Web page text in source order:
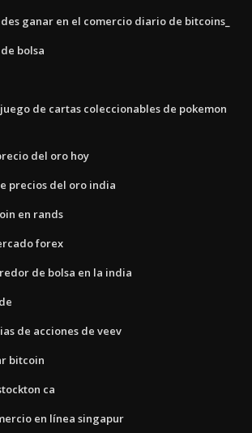
ganar en el comercio diario de bitcoins_
bolsa
de cartas coleccionables de pokemon
del oro hoy
precios del oro india
en rands
forex
de bolsa en la india
de acciones de veev
bitcoin
ca
en línea singapur